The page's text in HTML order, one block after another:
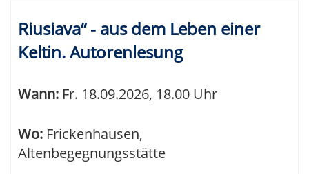
Tabellenüberschriften
können
werden.
Riusiava“ - aus dem Leben einer
Keltin. Autorenlesung
Wann: Fr. 18.09.2026, 18.00 Uhr
Wo: Frickenhausen,
Altenbegegnungsstätte